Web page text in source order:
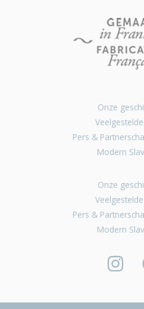
Onze
Pers &
Modern
Onze
Pers &
Modern